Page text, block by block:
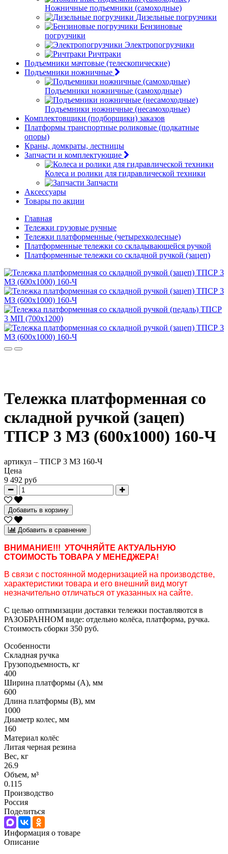
Ножничные подъемники (самоходные)
Дизельные погрузчики
Бензиновые
погрузчики
Электропогрузчики
Ричтраки
Подъемники мачтовые (телескопические)
Подъемники ножничные
Подъемники ножничные (самоходные)
Подъемники ножничные (несамоходные)
Комплектовщики (подборщики) заказов
Платформы транспортные роликовые (подкатные
опоры)
Краны, домкраты, лестницы
Запчасти и комплектующие
Колеса и ролики для гидравлической техники
Запчасти
Аксессуары
Товары по акции
Главная
Тележки грузовые ручные
Тележки платформенные (четырехколесные)
Платформенные тележки со складывающейся ручкой
Платформенные тележки со складной ручкой (зацеп)
Тележка платформенная со
складной ручкой (зацеп)
ТПСР 3 МЗ (600х1000) 160-Ч
артикул – ТПСР 3 МЗ 160-Ч
Цена
9 492 руб
Добавить в корзину
Добавить в сравнение
ВНИМАНИЕ!!! УТОЧНЯЙТЕ АКТУАЛЬНУЮ
СТОИМОСТЬ ТОВАРА У МЕНЕДЖЕРА!
В связи с постоянной модернизацией на производстве,
характеристики товара и его внешний вид могут
незначительно отличаться от указанных на сайте.
С целью оптимизации доставки тележки поставляются в
РАЗОБРАННОМ виде: отдельно колёса, платформа, ручка.
Стоимость сборки 350 руб.
Особенности
Складная ручка
Грузоподъемность, кг
400
Ширина платформы (А), мм
600
Длина платформы (В), мм
1000
Диаметр колес, мм
160
Материал колёс
Литая черная резина
Вес, кг
26.9
Объем, м³
0.115
Производство
Россия
Поделиться
Информация о товаре
Описание